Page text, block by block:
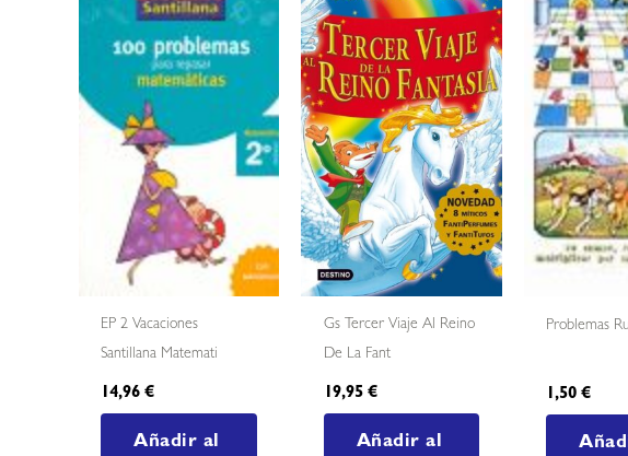
EP 2 Vacaciones
Santillana Matemati
14,96€
Añadir al
Gs Tercer Viaje Al Reino
De La Fant
19,95 €
Añadir al
Problemas
1,50€